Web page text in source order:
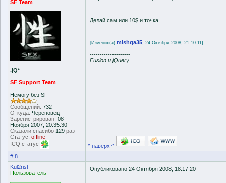
SF Team
.jQ*
SF Support Team
Немогу без SF
Сообщений: 732
Откуда: Череповец
Зарегистрирован: 08
Ноября 2007, 20:35:30
Сказали спасибо 129 раз
Статус: offline
ICQ статус
Делай сам или 10$ и точка
[Изменил(а) mishqa35, 24 Октября 2008, 21:10:11]
--------------------
Fusion и jQuery
^ наверх ^
# 8
Kul2rist
Пользователь
Опубликовано 24 Октября 2008, 18:17:20